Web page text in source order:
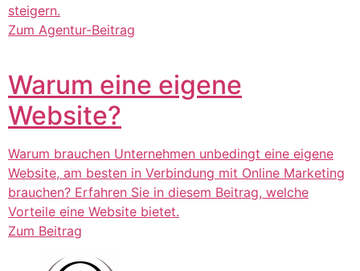
steigern.
Zum Agentur-Beitrag
Warum eine eigene
Website?
Warum brauchen Unternehmen unbedingt eine eigene
Website, am besten in Verbindung mit Online Marketing
brauchen? Erfahren Sie in diesem Beitrag, welche
Vorteile eine Website bietet.
Zum Beitrag